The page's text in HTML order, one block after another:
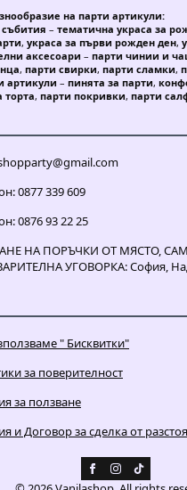
на парти артикули:
– тематична украса за
, украса за първи рожден ден,
аксесоари – парти чинии и
, парти свирки, парти сламки,
артикули – пинята за парти,
торта, парти покривки, парти
0877 339 609
0876 93 22 25
НА ПОРЪЧКИ ОТ МЯСТО,
УГОВОРКА: София,
" Бисквитки"
за поверителност
за ползване
и Договор за сделка от